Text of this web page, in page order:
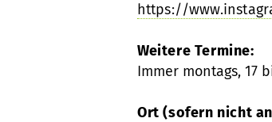
https://
Weitere Termine:
Immer montags, 17
Ort (sofern nicht